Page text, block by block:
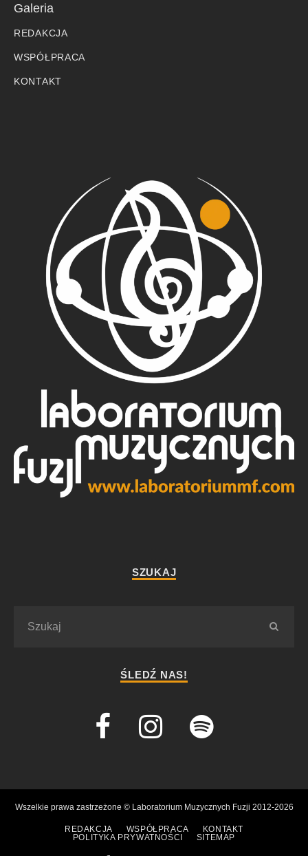
Galeria
REDAKCJA
WSPÓŁPRACA
KONTAKT
SZUKAJ
ŚLEDŹ NAS!
Wszelkie prawa zastrzeżone © Laboratorium Muzycznych Fuzji 2012-2026
REDAKCJA WSPÓŁPRACA
KONTAKT
POLITYKA PRYWATNOŚCI
SITEMAP